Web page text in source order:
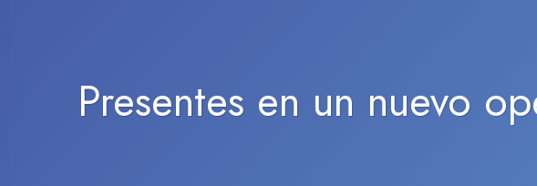
Presentes en un nuevo